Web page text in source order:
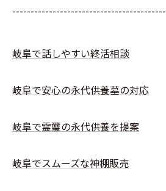
------------------------------------------
岐阜で話しやすい終活相談
岐阜で安心の永代供養墓の対応
岐阜で霊璽の永代供養を提案
岐阜でスムーズな神棚販売